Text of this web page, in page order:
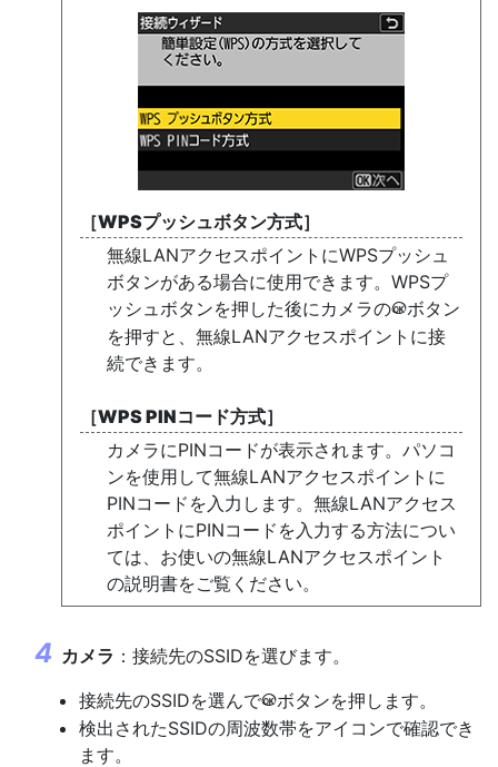
［WPSプッシュボタン方式］
無線LANアクセスポイントにWPSプッシュ
ボタンがある場合に使用できます。WPSプ
ッシュボタンを押した後にカメラのJボタン
を押すと、無線LANアクセスポイントに接
続できます。
［WPS PINコード方式］
カメラにPINコードが表示されます。パソコ
ンを使用して無線LANアクセスポイントに
PINコードを入力します。無線LANアクセス
ポイントにPINコードを入力する方法につい
ては、お使いの無線LANアクセスポイント
の説明書をご覧ください。
カメラ ：接続先のSSIDを選びます。
接続先のSSIDを選んでJボタンを押します。
検出されたSSIDの周波数帯をアイコンで確認でき
ます。